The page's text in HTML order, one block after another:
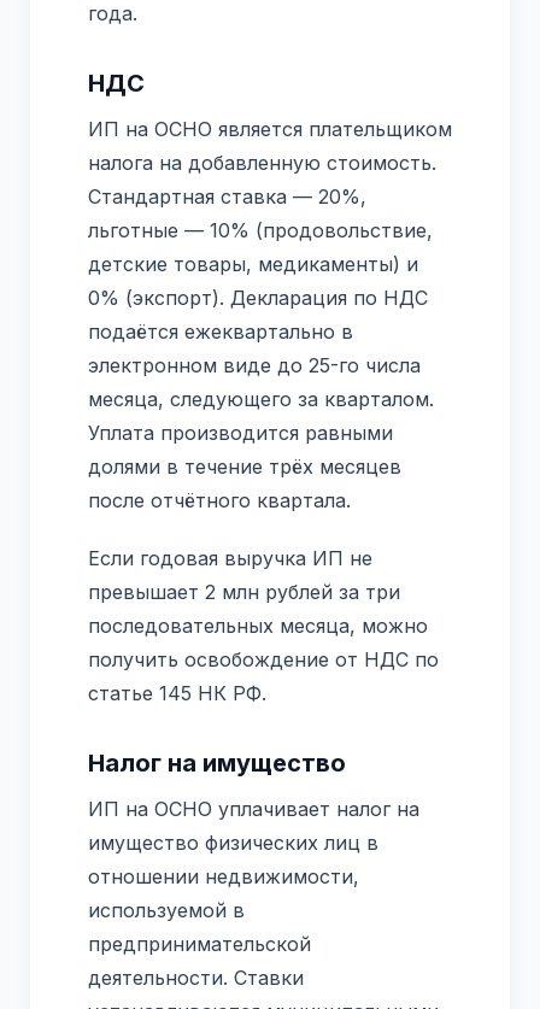
года.
НДС
ИП на ОСНО является плательщиком
налога на добавленную стоимость.
Стандартная ставка — 20%,
льготные — 10% (продовольствие,
детские товары, медикаменты) и
0% (экспорт). Декларация по НДС
подаётся ежеквартально в
электронном виде до 25-го числа
месяца, следующего за кварталом.
Уплата производится равными
долями в течение трёх месяцев
после отчётного квартала.
Если годовая выручка ИП не
превышает 2 млн рублей за три
последовательных месяца, можно
получить освобождение от НДС по
статье 145 НК РФ.
Налог на имущество
ИП на ОСНО уплачивает налог на
имущество физических лиц в
отношении недвижимости,
используемой в
предпринимательской
деятельности. Ставки